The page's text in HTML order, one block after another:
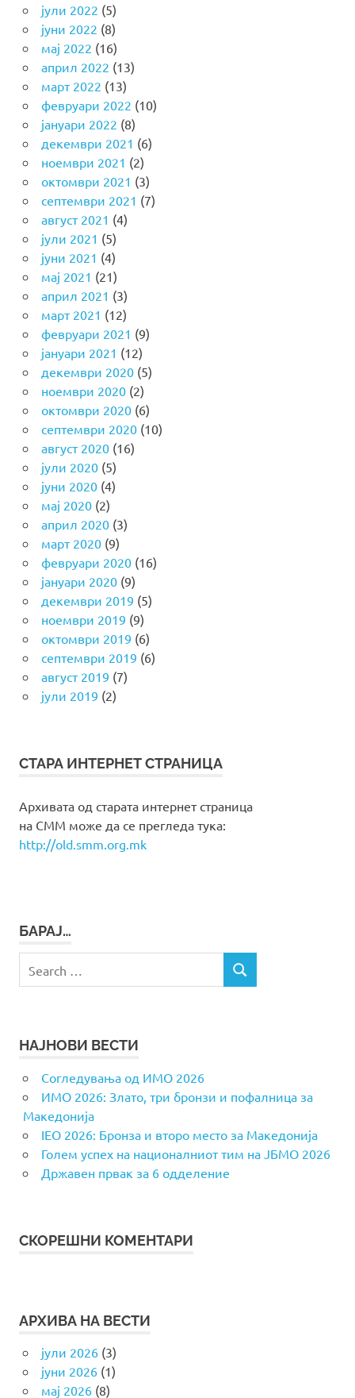
јули 2022 (5)
јуни 2022 (8)
мај 2022 (16)
април 2022 (13)
март 2022 (13)
февруари 2022 (10)
јануари 2022 (8)
декември 2021 (6)
ноември 2021 (2)
октомври 2021 (3)
септември 2021 (7)
август 2021 (4)
јули 2021 (5)
јуни 2021 (4)
мај 2021 (21)
април 2021 (3)
март 2021 (12)
февруари 2021 (9)
јануари 2021 (12)
декември 2020(5)
ноември 2020(2)
октомври 2020(6)
септември 2020(10)
август 2020(16)
јули 2020(5)
јуни 2020(4)
мај 2020(2)
април 2020(3)
март 2020(9)
февруари 2020(16)
јануари 2020(9)
декември 2019 (5)
ноември 2019 (9)
октомври 2019 (6)
септември 2019 (6)
август 2019 (7)
јули 2019 (2)
СТАРА ИНТЕРНЕТ СТРАНИЦА
Архивата од старата интернет страница
на СММ може да се прегледа тука:
http://old.smm.org.mk
БАРАЈ…
for:
SEARCH
НАЈНОВИ ВЕСТИ
Согледувања од ИМО 2026
ИМО 2026: Злато, три бронзи и пофалница за
Македонија
IEO 2026: Бронза и второ место за Македонија
Голем успех на националниот тим на ЈБМО 2026
Државен првак за 6 одделение
СКОРЕШНИ КОМЕНТАРИ
АРХИВА НА ВЕСТИ
јули 2026(3)
јуни 2026(1)
мај 2026(8)